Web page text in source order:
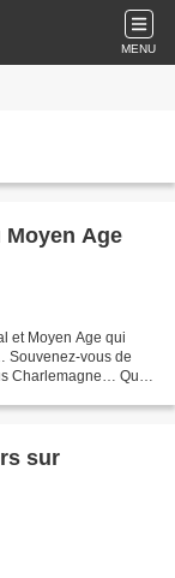
MENU
Age
et Moyen Age qui
Souvenez-vous de
Charlemagne… Que
sur